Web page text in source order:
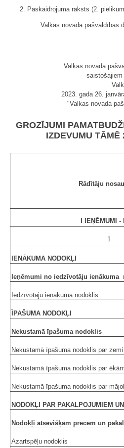
2. Paskaidrojuma raksts (2.
Valkas novada pašvaldības
Valkas novada
saistošajiem
2023. gada 26.
"Valkas novada
GROZĪJUMI
IZDEVUMU TĀMĒ
Rādītāju
I IEŅĒMUMI -
1
IENĀKUMA NODOKĻI
Ieņēmumi no iedzīvotāju ienākuma
Iedzīvotāju ienākuma nodoklis
ĪPAŠUMA NODOKĻI
Nekustamā īpašuma nodoklis
Nekustamā īpašuma nodoklis par zemi
Nekustamā īpašuma nodoklis par ēkām
Nekustamā īpašuma nodoklis par
NODOKĻI PAR PAKALPOJUMIEM
Nodokļi atsevišķām precēm un
Azartspēļu nodoklis